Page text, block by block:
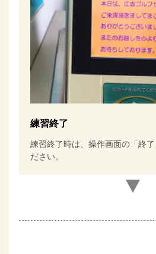
練習終了
練習終了時は、操作画面の「終
ださい。